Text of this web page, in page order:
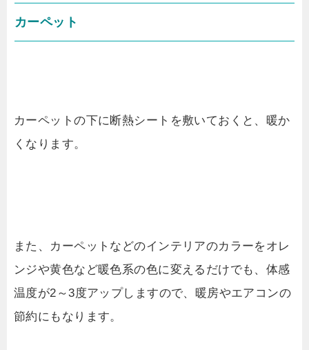
カーペット
カーペットの下に断熱シートを敷いておくと、暖か
くなります。
また、カーペットなどのインテリアのカラーをオレ
ンジや黄色など暖色系の色に変えるだけでも、体感
温度が2～3度アップしますので、暖房やエアコンの
節約にもなります。